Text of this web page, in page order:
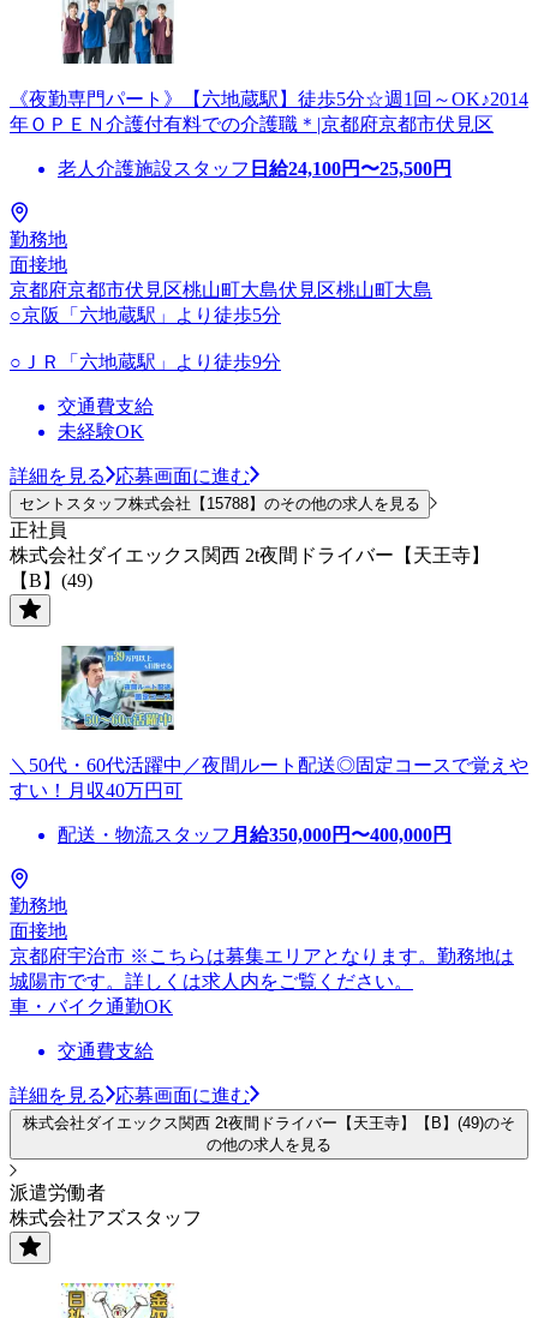
《夜勤専門パート》【六地蔵駅】徒歩5分☆週1回～OK♪2014
年ＯＰＥＮ介護付有料での介護職＊|京都府京都市伏見区
老人介護施設スタッフ 日給24,100円〜25,500円
勤務地
面接地
京都府京都市伏見区桃山町大島伏見区桃山町大島
○京阪「六地蔵駅」より徒歩5分
○ＪＲ「六地蔵駅」より徒歩9分
交通費支給
未経験OK
詳細を見る 応募画面に進む
セントスタッフ株式会社【15788】のその他の求人を見る
正社員
株式会社ダイエックス関西 2t夜間ドライバー【天王寺】
【B】(49)
＼50代・60代活躍中／夜間ルート配送◎固定コースで覚えや
すい！月収40万円可
配送・物流スタッフ 月給350,000円〜400,000円
勤務地
面接地
京都府宇治市 ※こちらは募集エリアとなります。勤務地は
城陽市です。詳しくは求人内をご覧ください。
車・バイク通勤OK
交通費支給
詳細を見る 応募画面に進む
株式会社ダイエックス関西 2t夜間ドライバー【天王寺】【B】(49)のそ
の他の求人を見る
派遣労働者
株式会社アズスタッフ